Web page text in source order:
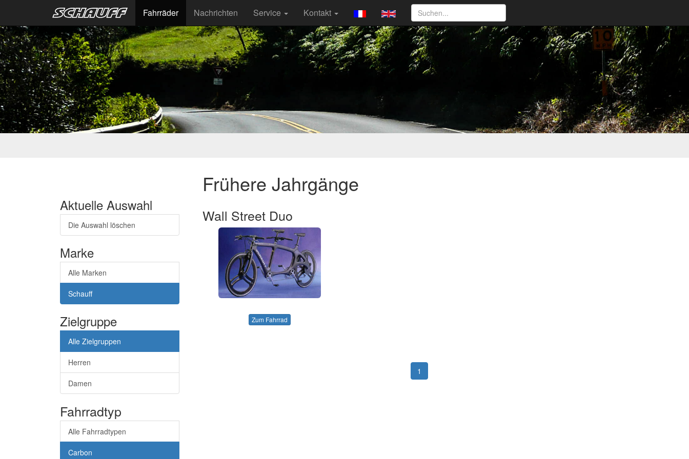
Fahrräder Nachrichten Service Kontakt
Frühere Jahrgänge
Aktuelle Auswahl
Die Auswahl löschen
Marke
Alle Marken
Schauff
Zielgruppe
Alle Zielgruppen
Herren
Damen
Fahrradtyp
Alle Fahrradtypen
Carbon
Wall Street Duo
Zum Fahrrad
1